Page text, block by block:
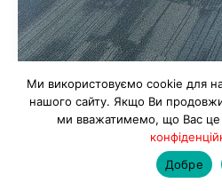
Килимова плитка –
Ми використовуємо cookie для
нашого сайту. Якщо Ви
ми вважатимемо, що Вас це
Добре